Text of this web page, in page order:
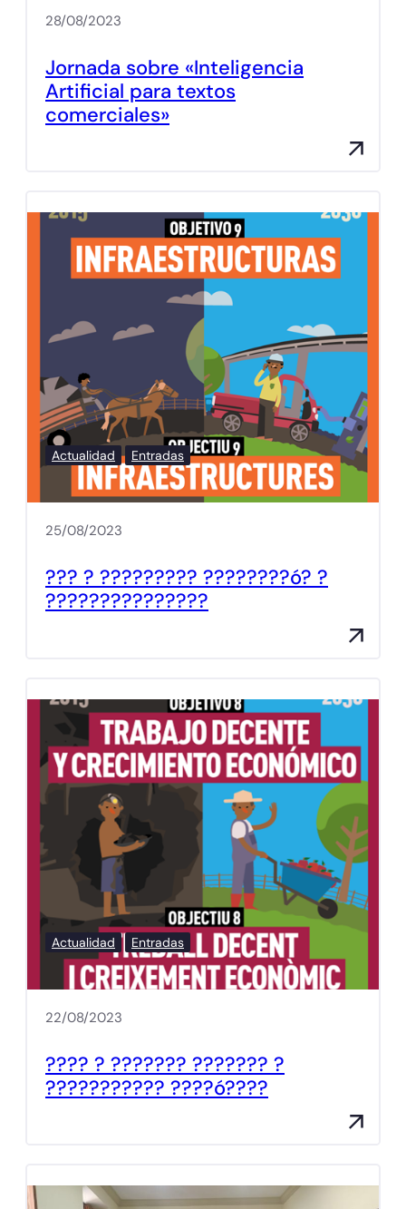
28/08/2023
Jornada sobre «Inteligencia
Artificial para textos
comerciales»
Actualidad Entradas
25/08/2023
??? ? ????????? ????????ó? ?
???????????????
Actualidad Entradas
22/08/2023
???? ? ??????? ??????? ?
??????????? ????ó????